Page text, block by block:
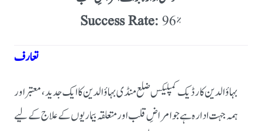
Success Rate: 96٪
تعارف
بہاؤالدین کارڈیک کمپلیکس ضلع منڈی بہاؤالدین کا ایک جدید، معتبر اور
ہمہ جہت ادارہ ہے جو امراضِ قلب اور متعلقہ بیماریوں کے علاج کے لیے